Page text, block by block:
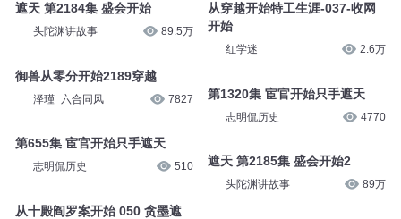
遮天 第2184集 盛会开始
头陀渊讲故事 89.5万
御兽从零分开始2189穿越
泽瑾_六合同风 7827
第655集 宦官开始只手遮天
志明侃历史 510
从十殿阎罗案开始 050 贪墨遮
从穿越开始特工生涯-037-收网
开始
红学迷 2.6万
第1320集 宦官开始只手遮天
志明侃历史 4770
遮天 第2185集 盛会开始2
头陀渊讲故事 89万